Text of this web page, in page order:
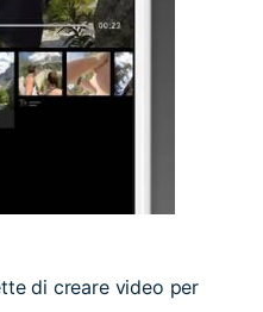
di creare video per